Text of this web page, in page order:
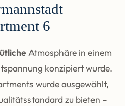
6
Atmosphäre in einem
konzipiert wurde.
wurde ausgewählt,
zu bieten –